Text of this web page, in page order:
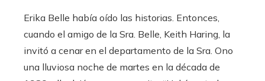
Erika Belle había oído las historias. Entonces,
cuando el amigo de la Sra. Belle, Keith Haring, la
invitó a cenar en el departamento de la Sra. Ono
una lluviosa noche de martes en la década de